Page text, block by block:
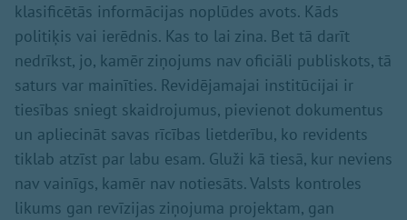
klasificētās informācijas noplūdes avots. Kāds
politiķis vai ierēdnis. Kas to lai zina. Bet tā darīt
nedrīkst, jo, kamēr ziņojums nav oficiāli publiskots, tā
saturs var mainīties. Revidējamajai institūcijai ir
tiesības sniegt skaidrojumus, pievienot dokumentus
un apliecināt savas rīcības lietderību, ko revidents
tiklab atzīst par labu esam. Gluži kā tiesā, kur neviens
nav vainīgs, kamēr nav notiesāts. Valsts kontroles
likums gan revīzijas ziņojuma projektam, gan